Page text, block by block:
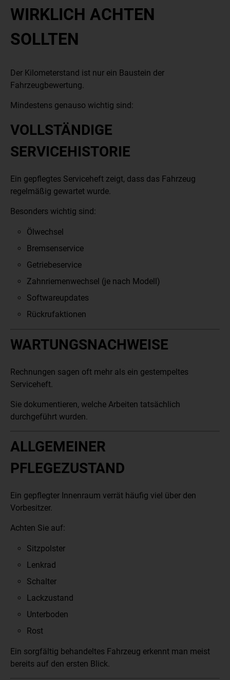
WIRKLICH ACHTEN
SOLLTEN
Der Kilometerstand ist nur ein Baustein der
Fahrzeugbewertung.
Mindestens genauso wichtig sind:
VOLLSTÄNDIGE
SERVICEHISTORIE
Ein gepflegtes Serviceheft zeigt, dass das Fahrzeug
regelmäßig gewartet wurde.
Besonders wichtig sind:
Ölwechsel
Bremsenservice
Getriebeservice
Zahnriemenwechsel (je nach Modell)
Softwareupdates
Rückrufaktionen
WARTUNGSNACHWEISE
Rechnungen sagen oft mehr als ein gestempeltes
Serviceheft.
Sie dokumentieren, welche Arbeiten tatsächlich
durchgeführt wurden.
ALLGEMEINER
PFLEGEZUSTAND
Ein gepflegter Innenraum verrät häufig viel über den
Vorbesitzer.
Achten Sie auf:
Sitzpolster
Lenkrad
Schalter
Lackzustand
Unterboden
Rost
Ein sorgfältig behandeltes Fahrzeug erkennt man meist
bereits auf den ersten Blick.